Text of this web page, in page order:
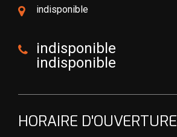
indisponible
indisponible
indisponible
HORAIRE D'OUVERTURE